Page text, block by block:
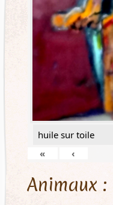
huile sur toile
«
‹
Animaux :